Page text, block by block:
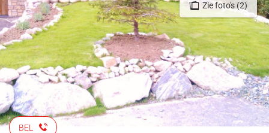
Zie foto's (2)
BEL